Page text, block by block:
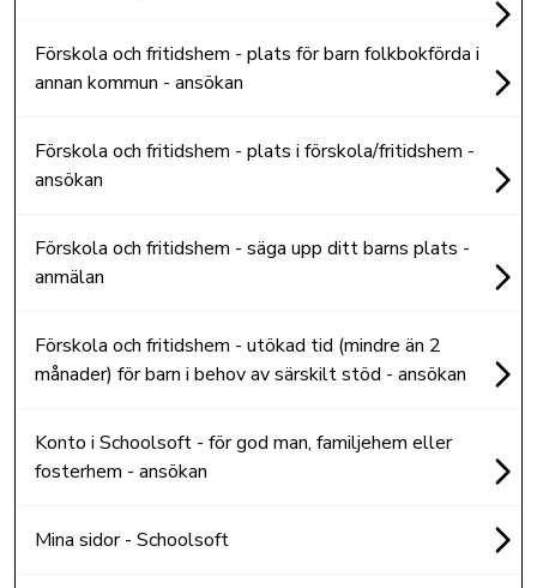
Förskola och fritidshem - plats för barn folkbokförda i
annan kommun - ansökan
Förskola och fritidshem - plats i förskola/fritidshem -
ansökan
Förskola och fritidshem - säga upp ditt barns plats -
anmälan
Förskola och fritidshem - utökad tid (mindre än 2
månader) för barn i behov av särskilt stöd - ansökan
Konto i Schoolsoft - för god man, familjehem eller
fosterhem - ansökan
Mina sidor - Schoolsoft